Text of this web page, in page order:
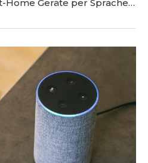
Home Geräte per Sprache,
der Erweiterbarkeit.
naheliegende Wahl, wenn
Google Maps,
regelmäßig nutzen.
wen